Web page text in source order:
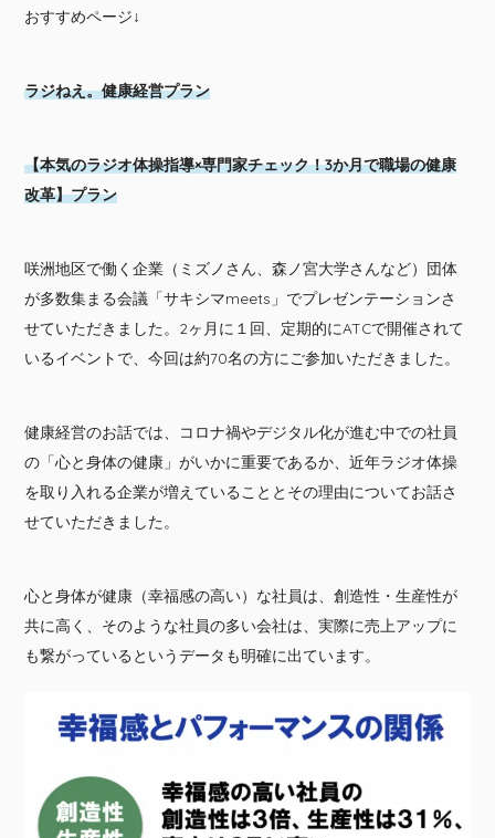
おすすめページ↓
ラジねえ。健康経営プラン
【本気のラジオ体操指導×専門家チェック！3か月で職場の健康
改革】プラン
咲洲地区で働く企業（ミズノさん、森ノ宮大学さんなど）団体
が多数集まる会議「サキシマmeets」でプレゼンテーションさ
せていただきました。2ヶ月に１回、定期的にATCで開催されて
いるイベントで、今回は約70名の方にご参加いただきました。
健康経営のお話では、コロナ禍やデジタル化が進む中での社員
の「心と身体の健康」がいかに重要であるか、近年ラジオ体操
を取り入れる企業が増えていることとその理由についてお話さ
せていただきました。
心と身体が健康（幸福感の高い）な社員は、創造性・生産性が
共に高く、そのような社員の多い会社は、実際に売上アップに
も繋がっているというデータも明確に出ています。